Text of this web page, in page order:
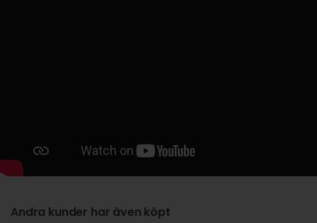
Andra kunder har även köpt